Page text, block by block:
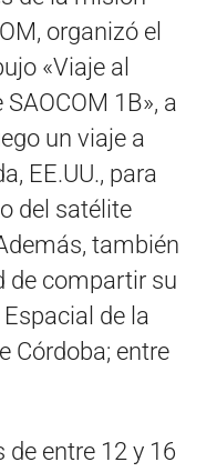
organizó el
«Viaje al
1B», a
un viaje a
EE.UU., para
del satélite
también
de compartir su
de la
Córdoba; entre
de entre 12 y 16